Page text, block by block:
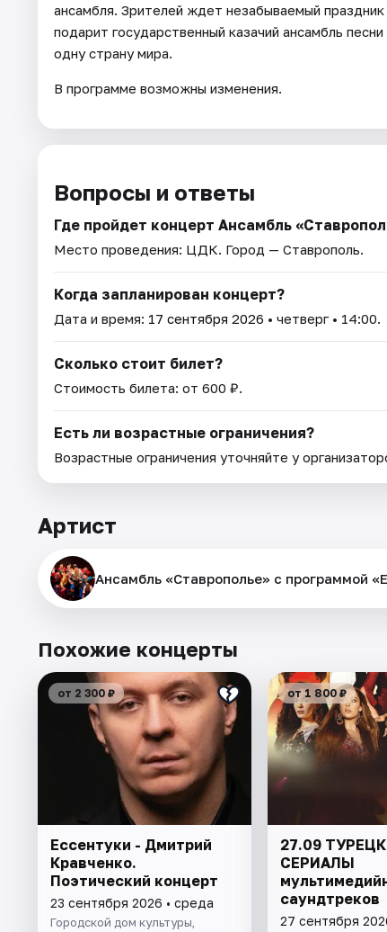
ансамбля. Зрителей ждет незабываемый
подарит государственный казачий ансамбль
одну страну мира.
В программе возможны изменения.
Вопросы и ответы
Где пройдет концерт Ансамбль
Место проведения: ЦДК. Город — Ставрополь.
Когда запланирован концерт?
Дата и время: 17 сентября 2026 • четверг • 14:00.
Сколько стоит билет?
Стоимость билета: от 600 ₽.
Есть ли возрастные ограничения?
Возрастные ограничения уточняйте у
Артист
Ансамбль «Ставрополье» с программой
Похожие концерты
от 2 300 ₽
Ессентуки - Дмитрий
Кравченко.
Поэтический концерт
23 сентября 2026 • среда
Городской дом культуры,
от 1 800 ₽
27.09
СЕРИАЛЫ
саундтреков
27 сентября